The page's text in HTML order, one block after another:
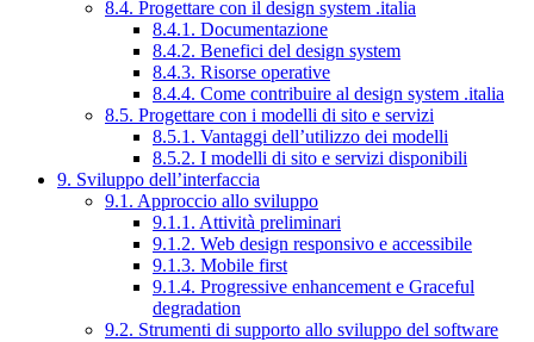
8.4. Progettare con il design system .italia
8.4.1. Documentazione
8.4.2. Benefici del design system
8.4.3. Risorse operative
8.4.4. Come contribuire al design system .italia
8.5. Progettare con i modelli di sito e servizi
8.5.1. Vantaggi dell’utilizzo dei modelli
8.5.2. I modelli di sito e servizi disponibili
9. Sviluppo dell’interfaccia
9.1. Approccio allo sviluppo
9.1.1. Attività preliminari
9.1.2. Web design responsivo e accessibile
9.1.3. Mobile first
9.1.4. Progressive enhancement e Graceful
degradation
9.2. Strumenti di supporto allo sviluppo del software